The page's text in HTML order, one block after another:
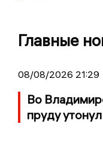
Главные
08/08/2026 21:29
Во
пруду